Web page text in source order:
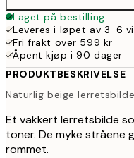
Laget på bestilling
Leveres i løpet av 3-6
Fri frakt over 599 kr
Åpent kjøp i 90 dager
PRODUKTBESKRIVELSE
Naturlig beige lerretsbilde
Et vakkert lerretsbilde
toner. De myke stråene
rommet.